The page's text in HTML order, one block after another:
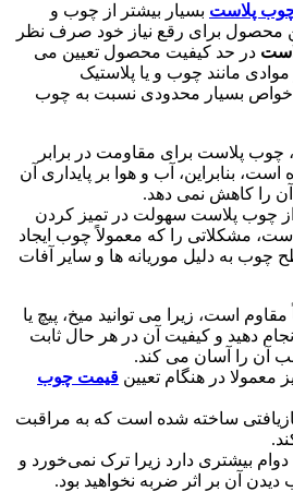
پلاستبسیار بیشتر از چوب و
محصول برای رقع نیاز خود صرف نظر
در حد کیفیت محصول تعیین می
مانند چوب و یا پلاستیک
بسیار محدودی نسبت به چوب
چوب پلاست برای مقاومت در برابر
بنابراین، آب و هوا بر پایداری آن
آن را کاهش نمی دهد.
از چوب پلاست سهولت در تمیز کردن
مشکلاتی را که معمولاً چوب ایجاد
به دلیل موریانه ها و سایر آفات
است، زیرا می توانید میخ، پیچ یا
دهید و کیفیت آن در هر حال ثابت
آن را آسان می کند.
در هنگام تعیینقیمت چوب
پلاستیک بازیافتی ساخته شده است که به مراقبت
بیشتری دارد زیرا ترک نمی‌خورد و
آن بر اثر ضربه نخواهید بود.